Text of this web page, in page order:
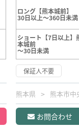
ロング【熊本城前】
30日以上～360日未満
ショート【7日以上】
本城前
～30日未満
保証人不要
熊本県 熊本市中
お問合わせ